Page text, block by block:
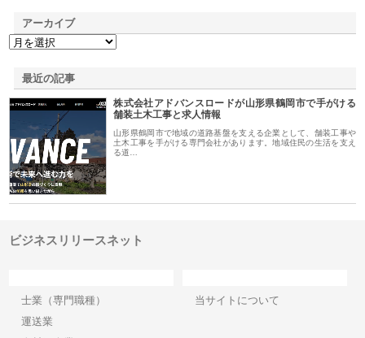
アーカイブ
最近の記事
株式会社アドバンスロードが山形県鶴岡市で手がける
舗装土木工事と求人情報
山形県鶴岡市で地域の道路基盤を支える企業として、舗装工事や
土木工事を手がける専門会社があります。地域住民の生活を支え
る道…
ビジネスリリースネット
士業（専門職種）
運送業
当サイトについて